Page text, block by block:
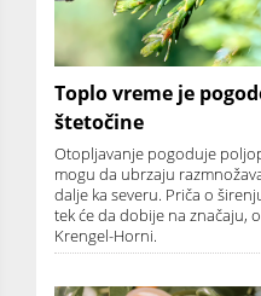
Toplo vreme je
štetočine
Otopljavanje pogoduje
mogu da ubrzaju
dalje ka severu. Priča o
tek će da dobije na značaju,
Krengel-Horni.